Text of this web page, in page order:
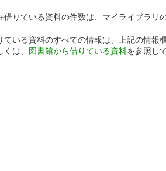
借りている資料の件数は、マイライブラリ
ている資料のすべての情報は、上記の情報
くは、 図書館から借りている資料を参照し